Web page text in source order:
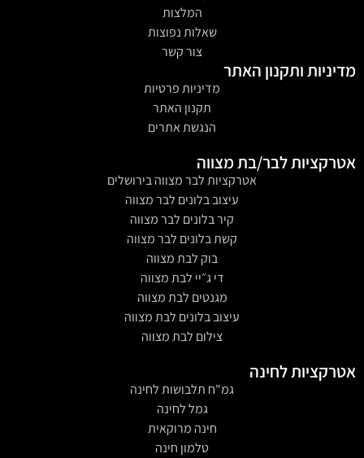
המלצות
שאלות נפוצות
צור קשר
מדיניות ותקנון האתר
מדיניות פרטיות
תקנון האתר
הנגשת אתרים
אטרקציות לבר/בת מצווה
אטרקציות לבר מצווה בירושלים
עיצוב בלונים לבר מצווה
קיר בלונים לבר מצווה
קשת בלונים לבר מצווה
בוק לבת מצווה
די ג״יי לבת מצווה
מגנטים לבת מצווה
עיצוב בלונים לבת מצווה
צילום לבת מצווה
אטרקציות לחינה
גמ"ח תלבושות לחינה
גמל לחינה
חינה מרוקאית
טלמון חינה